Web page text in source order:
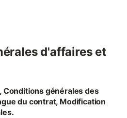
d'affaires et
Conditions générales des
du contrat, Modification